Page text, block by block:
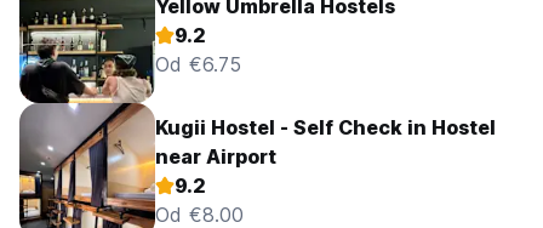
Yellow Umbrella Hostels
9.2
Od €6.75
Kugii Hostel - Self Check in Hostel
near Airport
9.2
Od €8.00